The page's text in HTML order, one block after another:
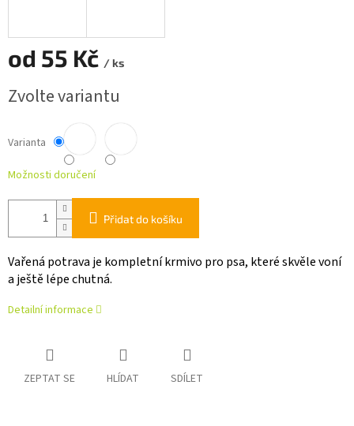
od 55 Kč / ks
cena:
Zvolte variantu
Varianta
Možnosti doručení
Přidat do košíku
Vařená potrava je kompletní krmivo pro psa, které skvěle voní
a ještě lépe chutná.
Detailní informace
ZEPTAT SE HLÍDAT SDÍLET